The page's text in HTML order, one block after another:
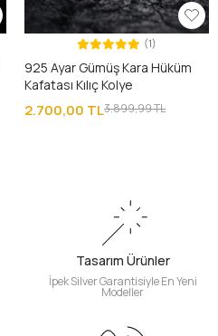
(1)
925 Ayar Gümüş Kara Hüküm
Kafatası Kılıç Kolye
2.700,00 TL3.899,99 TL
Tasarım Ürünler
İpek Silver Garantisiyle En Yeni
Modeller